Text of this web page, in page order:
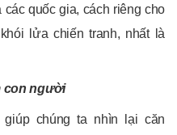
quốc gia, cách riêng cho
lửa chiến tranh, nhất là
con người
chúng ta nhìn lại căn